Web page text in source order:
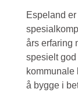
Espeland
års erfaring
spesielt
kommunale
å bygge i